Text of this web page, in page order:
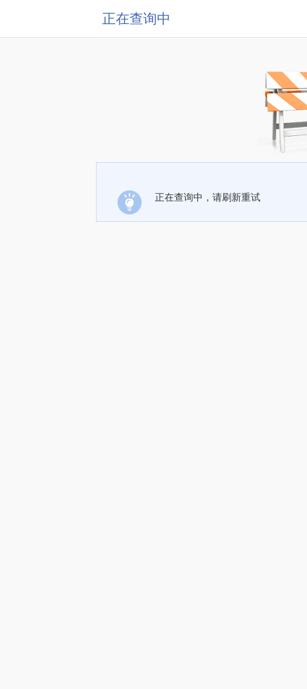
正在查询中
正在查询中，请刷新重试